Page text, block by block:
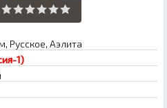
Русское, Аэлита
1)